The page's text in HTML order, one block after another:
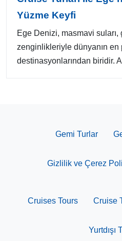
Yüzme Keyfi
Ege Denizi, masmavi
zenginlikleriyle dünyanın en
destinasyonlarından biridir.
Gemi Turlar
Gizlilik ve Çerez
Cruises Tours Cruise
Yurtdışı